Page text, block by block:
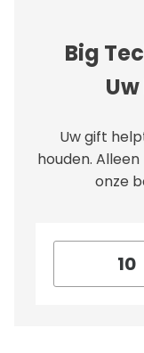
Big
Uw gift
houden.
onze